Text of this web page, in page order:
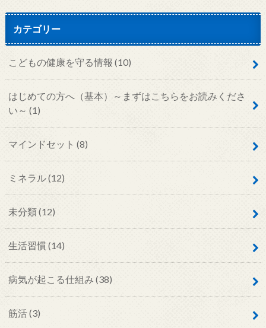
カテゴリー
こどもの健康を守る情報 (10)
はじめての方へ（基本）～まずはこちらをお読みくださ
い～ (1)
マインドセット (8)
ミネラル(12)
未分類(12)
生活習慣(14)
病気が起こる仕組み (38)
筋活(3)